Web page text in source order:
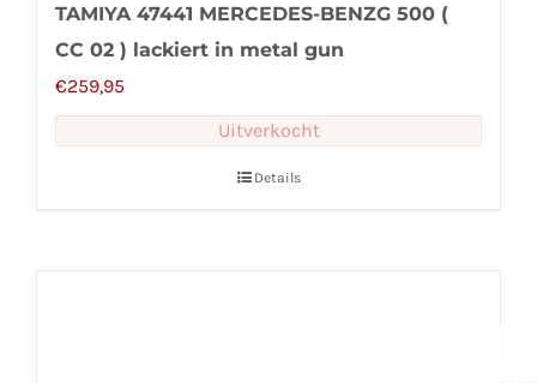
TAMIYA 47441 MERCEDES-BENZG 500 (
CC 02 ) lackiert in metal gun
€259,95
Uitverkocht
Details